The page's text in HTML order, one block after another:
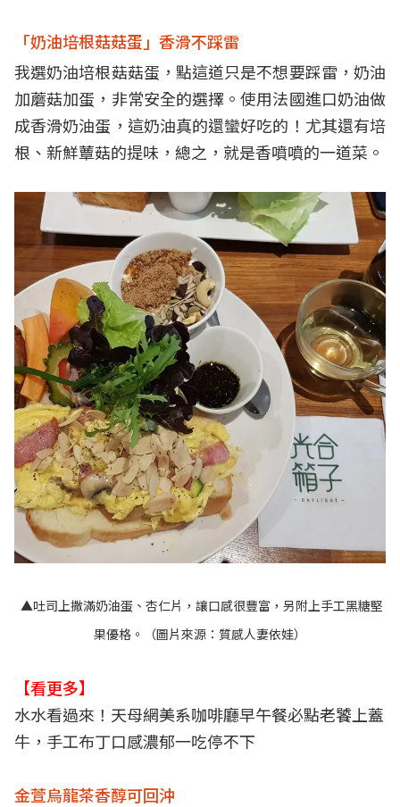
「奶油培根菇菇蛋」香滑不踩雷
我選奶油培根菇菇蛋，點這道只是不想要踩雷，奶油
加蘑菇加蛋，非常安全的選擇。使用法國進口奶油做
成香滑奶油蛋，這奶油真的還蠻好吃的！尤其還有培
根、新鮮蕈菇的提味，總之，就是香噴噴的一道菜。
▲吐司上撒滿奶油蛋、杏仁片，讓口感很豐富，另附上手工黑糖堅
果優格。（圖片來源： 質感人妻依娃）
【看更多】
水水看過來！天母網美系咖啡廳早午餐必點老饕上蓋
牛，手工布丁口感濃郁一吃停不下
金萱烏龍茶香醇可回沖